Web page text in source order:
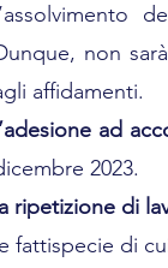
l’assolvimento
non
affidamenti.
l’adesione ad
2023.
la ripetizione di
le fattispecie di